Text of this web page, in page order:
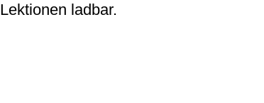
Lektionen ladbar.